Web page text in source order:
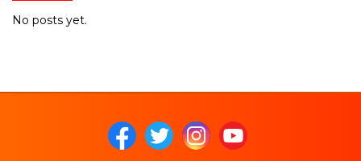
No posts yet.